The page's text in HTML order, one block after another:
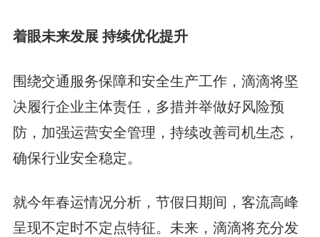
着眼未来发展 持续优化提升
围绕交通服务保障和安全生产工作，滴滴将坚
决履行企业主体责任，多措并举做好风险预
防，加强运营安全管理，持续改善司机生态，
确保行业安全稳定。
就今年春运情况分析，节假日期间，客流高峰
呈现不定时不定点特征。未来，滴滴将充分发